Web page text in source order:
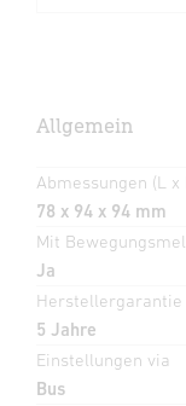
Allgemein
Abmessungen (L x
78 x 94 x 94 mm
Mit
Ja
Herstellergarantie
5 Jahre
Einstellungen via
Bus